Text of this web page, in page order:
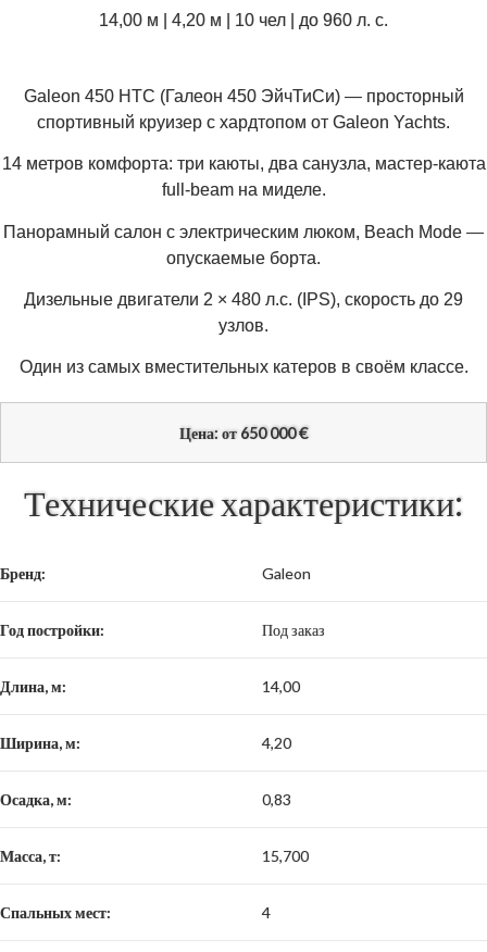
14,00 м | 4,20 м | 10 чел | до 960 л. с.
Galeon 450 HTC (Галеон 450 ЭйчТиСи) — просторный
спортивный круизер с хардтопом от Galeon Yachts.
14 метров комфорта: три каюты, два санузла, мастер-каюта
full-beam на миделе.
Панорамный салон с электрическим люком, Beach Mode —
опускаемые борта.
Дизельные двигатели 2 × 480 л.с. (IPS), скорость до 29
узлов.
Один из самых вместительных катеров в своём классе.
Цена: от 650 000€
Технические характеристики:
Бренд: Galeon
Год постройки: Под заказ
Длина, м: 14,00
Ширина, м: 4,20
Осадка, м: 0,83
Масса, т: 15,700
Спальных мест: 4